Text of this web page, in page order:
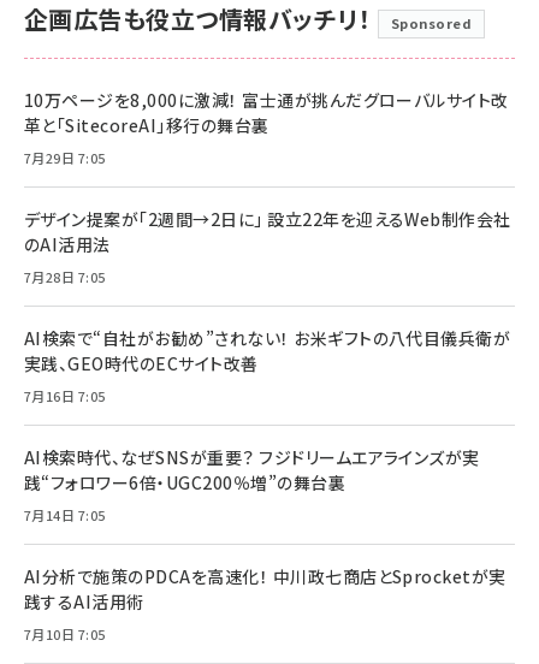
企画広告も役立つ情報バッチリ！ Sponsored
10万ページを8,000に激減！ 富士通が挑んだグローバルサイト改
革と「SitecoreAI」移行の舞台裏
7月29日 7:05
デザイン提案が「2週間→2日に」 設立22年を迎えるWeb制作会社
のAI活用法
7月28日 7:05
AI検索で“自社がお勧め”されない！ お米ギフトの八代目儀兵衛が
実践、GEO時代のECサイト改善
7月16日 7:05
AI検索時代、なぜSNSが重要？ フジドリームエアラインズが実
践“フォロワー6倍・UGC200％増”の舞台裏
7月14日 7:05
AI分析で施策のPDCAを高速化！ 中川政七商店とSprocketが実
践するAI活用術
7月10日 7:05